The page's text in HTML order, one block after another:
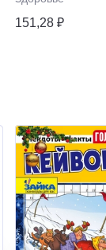
151,28 ₽